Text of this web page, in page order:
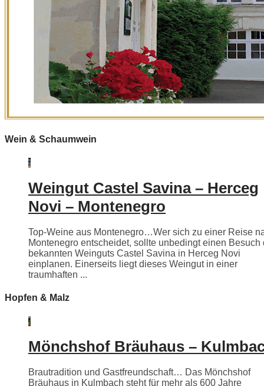
Wein & Schaumwein
Weingut Castel Savina – Herceg
Novi – Montenegro
Top-Weine aus Montenegro…Wer sich zu einer Reise
Montenegro entscheidet, sollte unbedingt einen Besuch
bekannten Weinguts Castel Savina in Herceg Novi
einplanen. Einerseits liegt dieses Weingut in einer
traumhaften ...
Hopfen & Malz
Mönchshof Bräuhaus –
Brautradition und Gastfreundschaft… Das Mönchshof
Bräuhaus in Kulmbach steht für mehr als 600 Jahre